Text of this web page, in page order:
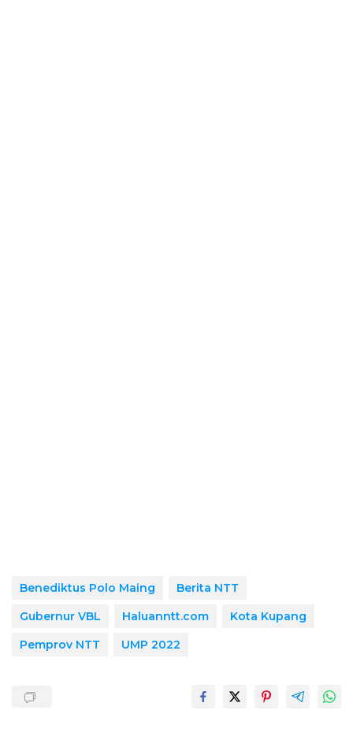
Benediktus Polo Maing
Berita NTT
Gubernur VBL
Haluanntt.com
Kota Kupang
Pemprov NTT
UMP 2022